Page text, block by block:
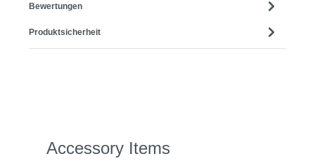
Bewertungen
Produktsicherheit
Produktgalerie überspringen
Accessory Items